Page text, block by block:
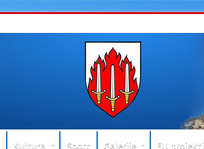
Kultura Sport Galerije EU projekti